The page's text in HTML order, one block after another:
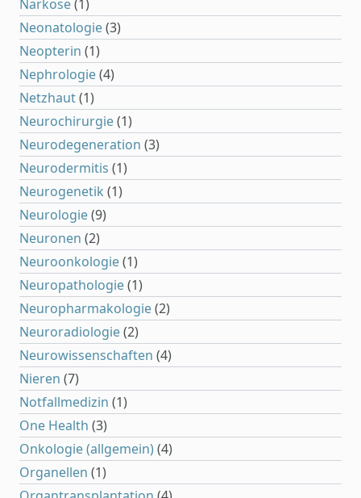
Narkose(1)
Neonatologie(3)
Neopterin (1)
Nephrologie(4)
Netzhaut(1)
Neurochirurgie(1)
Neurodegeneration (3)
Neurodermitis (1)
Neurogenetik (1)
Neurologie(9)
Neuronen (2)
Neuroonkologie(1)
Neuropathologie(1)
Neuropharmakologie(2)
Neuroradiologie(2)
Neurowissenschaften (4)
Nieren (7)
Notfallmedizin (1)
One Health (3)
Onkologie (allgemein)(4)
Organellen (1)